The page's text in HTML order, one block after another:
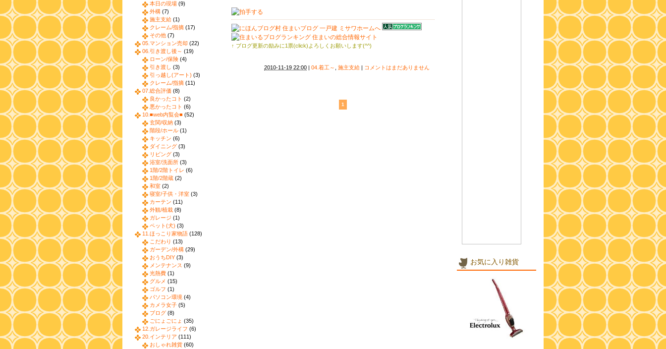
↑ ブログ更新の励みに1票(click)よろしくお願いします(^^)
2010-11-19 22:00 | 04.着工～ 施主支給 | コメントはまだありません
1
本日の現場 (9)
外構 (7)
施主支給 (1)
クレーム/指摘 (17)
その他 (7)
05.マンション売却 (22)
06.引き渡し後～ (19)
ローン/保険 (4)
引き渡し (3)
引っ越し(アート) (3)
クレーム/指摘 (11)
07.総合評価 (8)
良かったコト (2)
悪かったコト (6)
10.■web内覧会■ (52)
玄関/収納 (3)
階段/ホール (1)
キッチン (6)
ダイニング (3)
リビング (3)
浴室/洗面所 (3)
1階/2階トイレ (6)
1階/2階蔵 (2)
和室 (2)
寝室/子供・洋室 (3)
カーテン (11)
外観/植栽 (8)
ガレージ (1)
ペット(犬) (3)
11.ほっこり家物語 (128)
こだわり (13)
ガーデン/外構 (29)
おうちDIY (3)
メンテナンス (9)
光熱費 (1)
グルメ (15)
ゴルフ (1)
パソコン環境 (4)
カメラ女子 (5)
ブログ (8)
ごにょごにょ (35)
12.ガレージライフ (6)
20.インテリア (111)
おしゃれ雑貨 (60)
お気に入り雑貨